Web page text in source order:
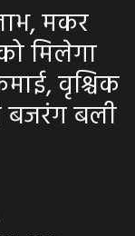
मकर
मिलेगा
वृश्चिक
बजरंग बली